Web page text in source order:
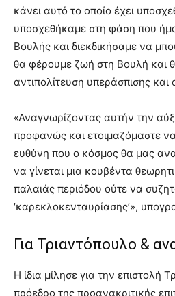
κάνει αυτό το οποίο έχει
υποσχεθήκαμε στη φάση που
Βουλής και διεκδικήσαμε να
θα φέρουμε ζωή στη Βουλή και
αντιπολίτευση υπεράσπισης
«Αναγνωρίζοντας αυτήν την
προφανώς και ετοιμαζόμαστε
ευθύνη που ο κόσμος θα μας
να γίνεται μια κουβέντα
παλαιάς περιόδου ούτε να
‘καρεκλοκενταυρίασης’»,
Για Τριαντόπουλο &
Η ίδια μίλησε για την επιστολή
πρόεδρο της προανακριτικής